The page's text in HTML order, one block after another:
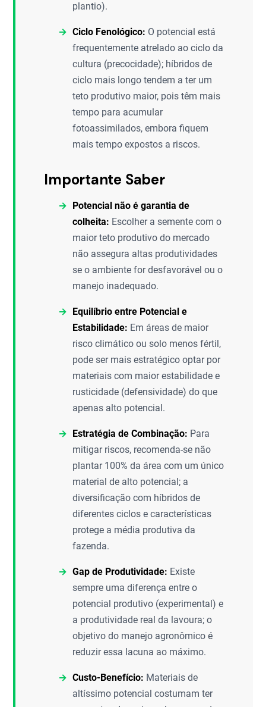
plantio).
Ciclo Fenológico: O potencial está
frequentemente atrelado ao ciclo da
cultura (precocidade); híbridos de
ciclo mais longo tendem a ter um
teto produtivo maior, pois têm mais
tempo para acumular
fotoassimilados, embora fiquem
mais tempo expostos a riscos.
Importante Saber
Potencial não é garantia de
colheita: Escolher a semente com o
maior teto produtivo do mercado
não assegura altas produtividades
se o ambiente for desfavorável ou o
manejo inadequado.
Equilíbrio entre Potencial e
Estabilidade: Em áreas de maior
risco climático ou solo menos fértil,
pode ser mais estratégico optar por
materiais com maior estabilidade e
rusticidade (defensividade) do que
apenas alto potencial.
Estratégia de Combinação: Para
mitigar riscos, recomenda-se não
plantar 100% da área com um único
material de alto potencial; a
diversificação com híbridos de
diferentes ciclos e características
protege a média produtiva da
fazenda.
Gap de Produtividade: Existe
sempre uma diferença entre o
potencial produtivo (experimental) e
a produtividade real da lavoura; o
objetivo do manejo agronômico é
reduzir essa lacuna ao máximo.
Custo-Benefício: Materiais de
altíssimo potencial costumam ter